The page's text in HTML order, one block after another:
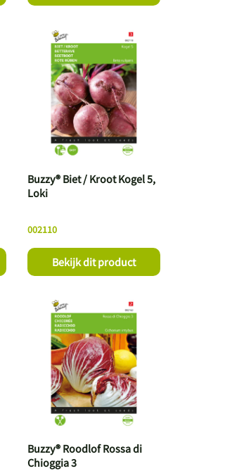
002110
Buzzy® Biet / Kroot Kogel 5,
Loki
Bekijk dit product
Buzzy® Roodlof Rossa di
Chioggia 3